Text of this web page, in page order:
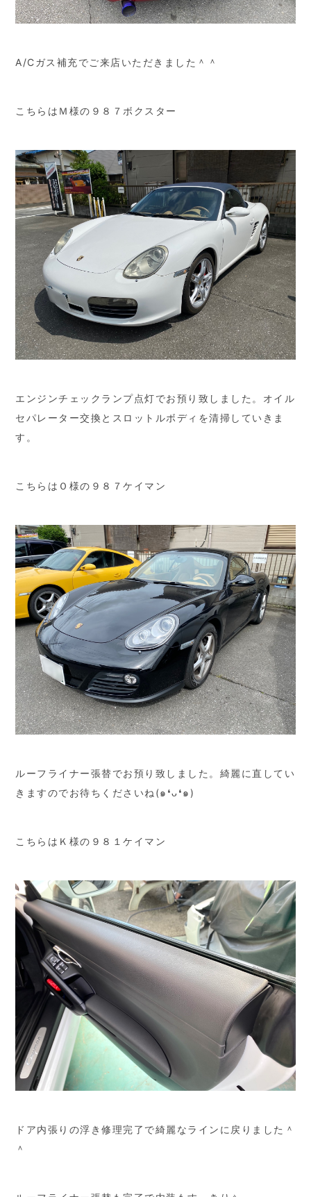
A/Cガス補充でご来店いただきました＾＾
こちらはＭ様の９８７ボクスター
エンジンチェックランプ点灯でお預り致しました。オイル
セパレーター交換とスロットルボディを清掃していきま
す。
こちらはＯ様の９８７ケイマン
ルーフライナー張替でお預り致しました。綺麗に直してい
きますのでお待ちくださいね(๑❛ᴗ❛๑)
こちらはＫ様の９８１ケイマン
ドア内張りの浮き修理完了で綺麗なラインに戻りました＾
＾